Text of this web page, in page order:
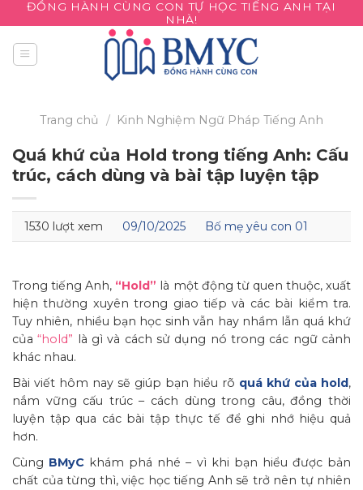
to
content
ĐỒNG HÀNH CÙNG CON TỰ HỌC TIẾNG ANH TẠI
NHÀ!
Trang chủ / Kinh Nghiệm Ngữ Pháp Tiếng Anh
Quá khứ của Hold trong tiếng Anh: Cấu
trúc, cách dùng và bài tập luyện tập
1530 lượt xem 09/10/2025 Bố mẹ yêu con 01
Trong tiếng Anh, “Hold” là một động từ quen thuộc, xuất
hiện thường xuyên trong giao tiếp và các bài kiểm tra.
Tuy nhiên, nhiều bạn học sinh vẫn hay nhầm lẫn quá khứ
của“hold” là gì và cách sử dụng nó trong các ngữ cảnh
khác nhau.
Bài viết hôm nay sẽ giúp bạn hiểu rõ quá khứ của hold,
nắm vững cấu trúc – cách dùng trong câu, đồng thời
luyện tập qua các bài tập thực tế để ghi nhớ hiệu quả
hơn.
Cùng BMyC khám phá nhé – vì khi bạn hiểu được bản
chất của từng thì, việc học tiếng Anh sẽ trở nên tự nhiên